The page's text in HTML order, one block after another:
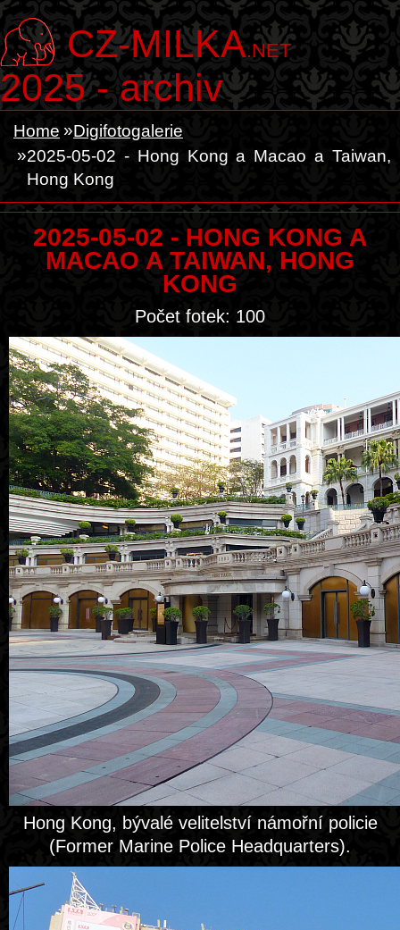
CZ-MILKA.NET
2025 - archiv
Home
Digifotogalerie
2025-05-02 - Hong Kong a Macao a Taiwan,
Hong Kong
2025-05-02 - HONG KONG A
MACAO A TAIWAN, HONG
KONG
Počet fotek: 100
Hong Kong, bývalé velitelství námořní policie
(Former Marine Police Headquarters).